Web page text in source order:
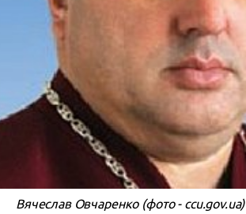
Вячеслав Овчаренко (фото - ccu.gov.ua)